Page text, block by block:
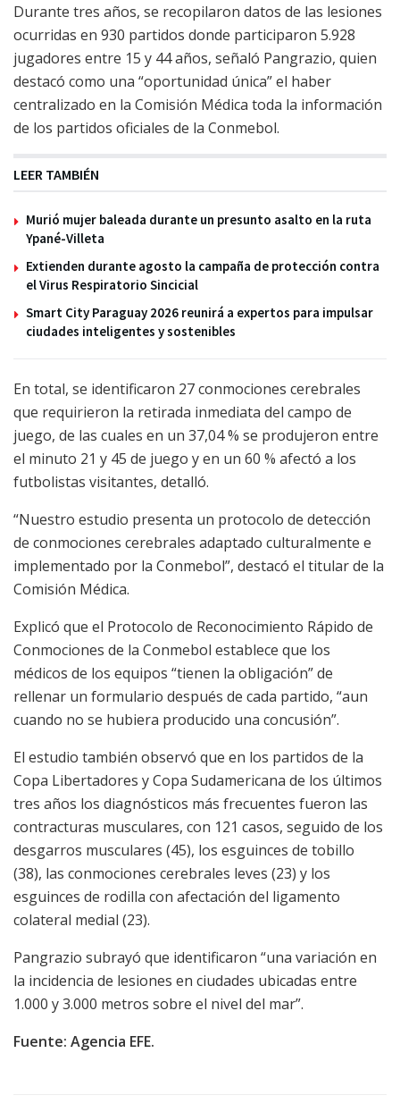
Durante tres años, se recopilaron datos de las lesiones
ocurridas en 930 partidos donde participaron 5.928
jugadores entre 15 y 44 años, señaló Pangrazio, quien
destacó como una “oportunidad única” el haber
centralizado en la Comisión Médica toda la información
de los partidos oficiales de la Conmebol.
LEER TAMBIÉN
Murió mujer baleada durante un presunto asalto en la ruta
Ypané-Villeta
Extienden durante agosto la campaña de protección contra
el Virus Respiratorio Sincicial
Smart City Paraguay 2026 reunirá a expertos para impulsar
ciudades inteligentes y sostenibles
En total, se identificaron 27 conmociones cerebrales
que requirieron la retirada inmediata del campo de
juego, de las cuales en un 37,04 % se produjeron entre
el minuto 21 y 45 de juego y en un 60 % afectó a los
futbolistas visitantes, detalló.
“Nuestro estudio presenta un protocolo de detección
de conmociones cerebrales adaptado culturalmente e
implementado por la Conmebol”, destacó el titular de la
Comisión Médica.
Explicó que el Protocolo de Reconocimiento Rápido de
Conmociones de la Conmebol establece que los
médicos de los equipos “tienen la obligación” de
rellenar un formulario después de cada partido, “aun
cuando no se hubiera producido una concusión”.
El estudio también observó que en los partidos de la
Copa Libertadores y Copa Sudamericana de los últimos
tres años los diagnósticos más frecuentes fueron las
contracturas musculares, con 121 casos, seguido de los
desgarros musculares (45), los esguinces de tobillo
(38), las conmociones cerebrales leves (23) y los
esguinces de rodilla con afectación del ligamento
colateral medial (23).
Pangrazio subrayó que identificaron “una variación en
la incidencia de lesiones en ciudades ubicadas entre
1.000 y 3.000 metros sobre el nivel del mar”.
Fuente: Agencia EFE.